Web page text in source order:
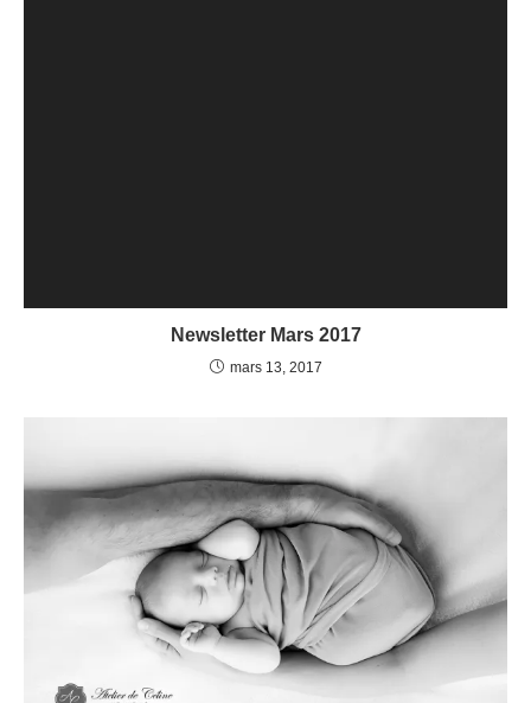
Newsletter Mars 2017
mars 13, 2017